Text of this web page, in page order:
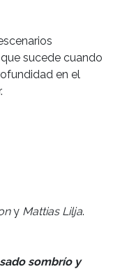
sucede cuando
en el
y Mattias Lilja.
sombrío y